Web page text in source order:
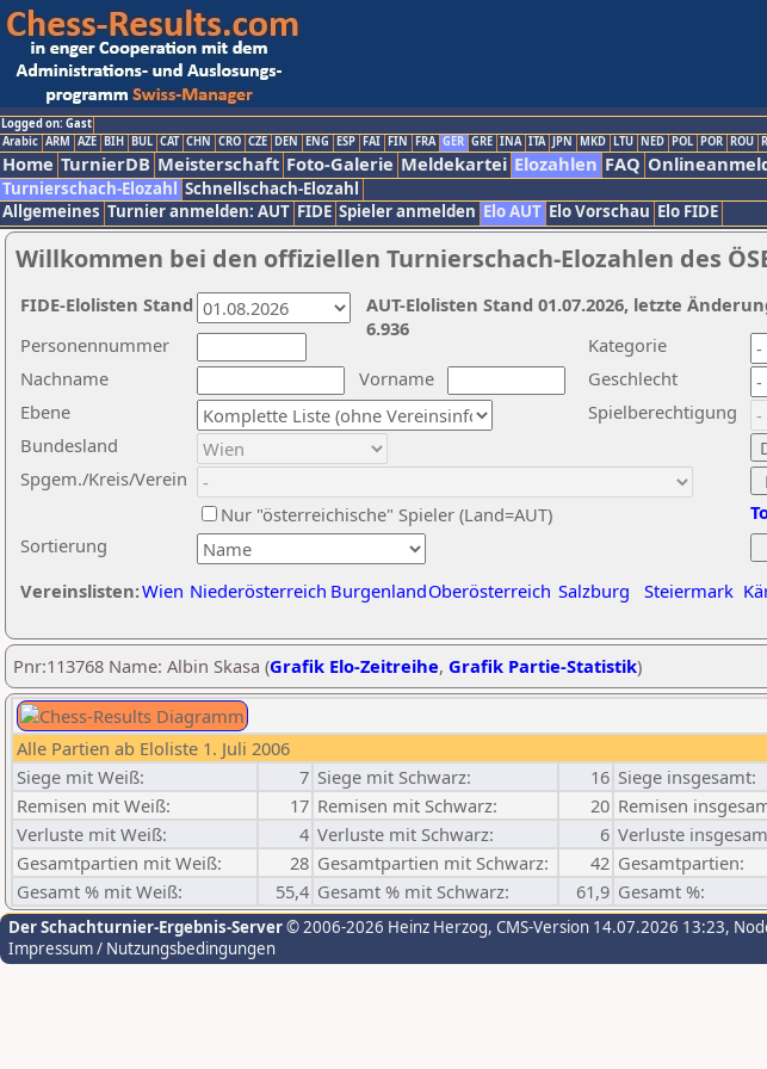
Logged on: Gast
Arabic ARM AZE BIH BUL CAT CHN CRO CZE DEN ENG ESP FAI FIN FRA GER GRE INA ITA JPN MKD LTU NED POL POR ROU
Home TurnierDB Meisterschaft Foto-Galerie Meldekartei Elozahlen FAQ
Turnierschach-Elozahl Schnellschach-Elozahl
Allgemeines Turnier anmelden: AUT FIDE Spieler anmelden Elo AUT Elo Vorschau Elo FIDE
Willkommen bei den offiziellen Turnierschach-Elozahlen des
Nachname
Vorname
Ebene
Kategorie
Sortierung
Personennummer
Bundesland
Spgem./Kreis/Verein
Geschlecht
Nur "österreichische" Spieler (Land=AUT)
Spielberechtigung
Vereinslisten:Wien Niederösterreich BurgenlandOberösterreich Salzburg Steiermark
AUT-Elolisten Stand 01.07.2026, letzte
6.936
FIDE-Elolisten Stand
Pnr:113768 Name: Albin Skasa (Grafik Elo-Zeitreihe, Grafik Partie-Statistik)
Alle Partien ab Eloliste 1. Juli 2006
Siege mit Weiß:
7 Siege mit Schwarz: 16 Siege insgesamt:
Remisen mit Weiß:
17 Remisen mit Schwarz: 20 Remisen
Verluste mit Weiß:
4 Verluste mit Schwarz: 6 Verluste
Gesamtpartien mit Weiß:
28 Gesamtpartien mit Schwarz: 42 Gesamtpartien:
Gesamt % mit Weiß:
55,4 Gesamt % mit Schwarz: 61,9 Gesamt %:
Der Schachturnier-Ergebnis-Server© 2006-2026 Heinz Herzog, CMS-Version 14.07.2026 13:23,
Impressum / Nutzungsbedingungen